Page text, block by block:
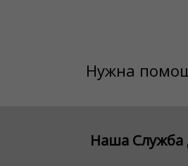
Нужна
Наша Служба